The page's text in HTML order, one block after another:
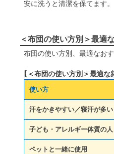
安に洗うと清潔を保てます。
＜布団の使い方別＞最適
布団の使い方別、最適なお
【＜布団の使い方別＞最適な
使い方
汗をかきやすい／寝汗が多い
子ども・アレルギー体質の人
ペットと一緒に使用